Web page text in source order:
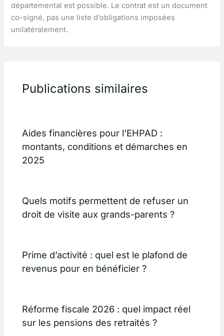
départemental est possible. Le contrat est un document
co-signé, pas une liste d’obligations imposées
unilatéralement.
Publications similaires
Aides financières pour l’EHPAD :
montants, conditions et démarches en
2025
Quels motifs permettent de refuser un
droit de visite aux grands-parents ?
Prime d’activité : quel est le plafond de
revenus pour en bénéficier ?
Réforme fiscale 2026 : quel impact réel
sur les pensions des retraités ?